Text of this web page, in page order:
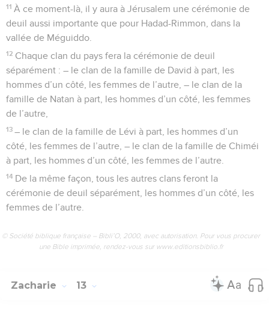
11 À ce moment-là, il y aura à Jérusalem une cérémonie de
deuil aussi importante que pour Hadad-Rimmon, dans la
vallée de Méguiddo.
12 Chaque clan du pays fera la cérémonie de deuil
séparément : – le clan de la famille de David à part, les
hommes d’un côté, les femmes de l’autre, – le clan de la
famille de Natan à part, les hommes d’un côté, les femmes
de l’autre,
13 – le clan de la famille de Lévi à part, les hommes d’un
côté, les femmes de l’autre, – le clan de la famille de Chiméi
à part, les hommes d’un côté, les femmes de l’autre.
14 De la même façon, tous les autres clans feront la
cérémonie de deuil séparément, les hommes d’un côté, les
femmes de l’autre.
© Société biblique française – Bibli’O, 2000, avec autorisation. Pour vous procurer
une Bible imprimée, rendez-vous sur www.editionsbiblio.fr
Zacharie 13